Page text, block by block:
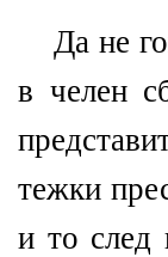
Да не
в челен
тежки
и то след